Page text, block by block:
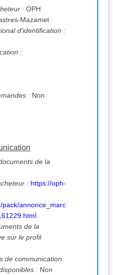
: OPH
Mazamet
d'identification :
:
: Non
de la
: https://oph-
pack/annonce_marc
de la
sur le profil
de communication
: Non